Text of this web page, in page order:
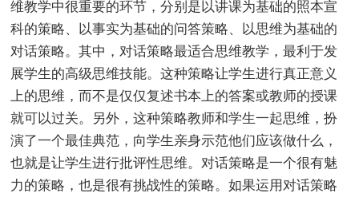
维教学中很重要的环节，分别是以讲课为基础的照本宣
科的策略、以事实为基础的问答策略、以思维为基础的
对话策略。其中，对话策略最适合思维教学，最利于发
展学生的高级思维技能。这种策略让学生进行真正意义
上的思维，而不是仅仅复述书本上的答案或教师的授课
就可以过关。另外，这种策略教师和学生一起思维，扮
演了一个最佳典范，向学生亲身示范他们应该做什么，
也就是让学生进行批评性思维。对话策略是一个很有魅
力的策略，也是很有挑战性的策略。如果运用对话策略